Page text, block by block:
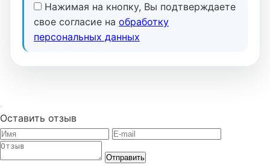
Нажимая на кнопку, Вы подтверждаете
свое согласие на обработку
персональных данных
Оставить отзыв
Отправить